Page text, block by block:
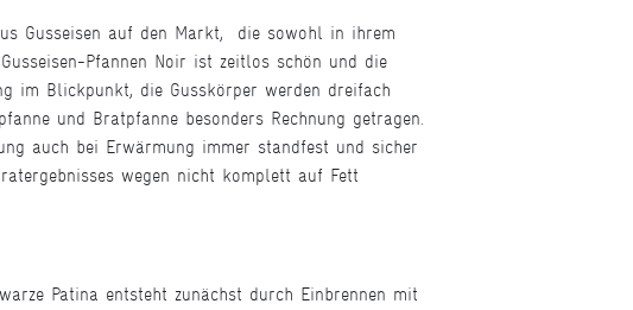
Gusseisen auf den Markt, die sowohl in ihrem
Gusseisen-Pfannen Noir ist zeitlos schön und die
im Blickpunkt, die Gusskörper werden dreifach
und Bratpfanne besonders Rechnung getragen.
auch bei Erwärmung immer standfest und sicher
wegen nicht komplett auf Fett
Patina entsteht zunächst durch Einbrennen mit